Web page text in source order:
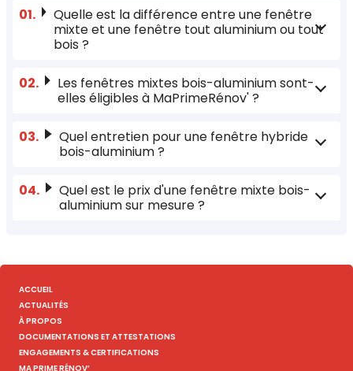
Quelle est la différence entre une fenêtre
mixte et une fenêtre tout aluminium ou tout
bois ?
Les fenêtres mixtes bois-aluminium sont-
elles éligibles à MaPrimeRénov' ?
Quel entretien pour une fenêtre hybride
bois-aluminium ?
Quel est le prix d'une fenêtre mixte bois-
aluminium sur mesure ?
ACCUEIL
ACTUALITÉS
À PROPOS
DOCUMENTATIONS ET ATTESTATIONS
ENGAGEMENTS & CERTIFICATIONS
MA PRIME RÉNOV’